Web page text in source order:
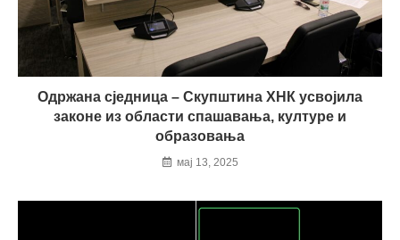
Одржана сједница – Скупштина ХНК усвојила
законе из области спашавања, културе и
образовања
мај 13, 2025